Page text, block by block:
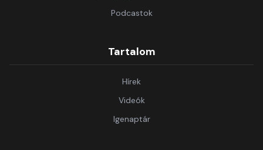
Podcastok
Tartalom
Hírek
Videók
Igenaptár